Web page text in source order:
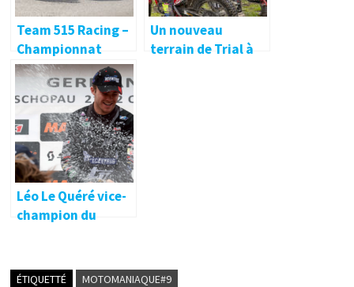
Team 515 Racing –
Championnat
France RSCM Open
du 26-27 Juin 2021
– Anneau du Rhin
(Biltzheim 68) 🔐
Un nouveau
terrain de Trial à
Léo Le Quéré vice-
champion du
ÉTIQUETTÉ MOTOMANIAQUE#9